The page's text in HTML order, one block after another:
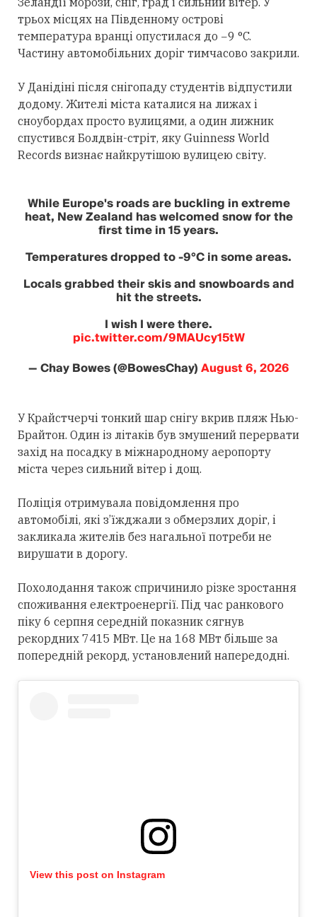
трьох місцях на Південному острові
температура вранці опустилася до −9 °C.
Частину автомобільних доріг тимчасово закрили.
У Данідіні після снігопаду студентів відпустили
додому. Жителі міста каталися на лижах і
сноубордах просто вулицями, а один лижник
спустився Болдвін-стріт, яку Guinness World
Records визнає найкрутішою вулицею світу.
While Europe's roads are buckling in extreme
heat, New Zealand has welcomed snow for the
first time in 15 years.
Temperatures dropped to -9°C in some areas.
Locals grabbed their skis and snowboards and
hit the streets.
I wish I were there.
pic.twitter.com/9MAUcy15tW
— Chay Bowes (@BowesChay)August 6, 2026
У Крайстчерчі тонкий шар снігу вкрив пляж Нью-
Брайтон. Один із літаків був змушений перервати
захід на посадку в міжнародному аеропорту
міста через сильний вітер і дощ.
Поліція отримувала повідомлення про
автомобілі, які з’їжджали з обмерзлих доріг, і
закликала жителів без нагальної потреби не
вирушати в дорогу.
Похолодання також спричинило різке зростання
споживання електроенергії. Під час ранкового
піку 6 серпня середній показник сягнув
рекордних 7415 МВт. Це на 168 МВт більше за
попередній рекорд, установлений напередодні.
View this post on Instagram